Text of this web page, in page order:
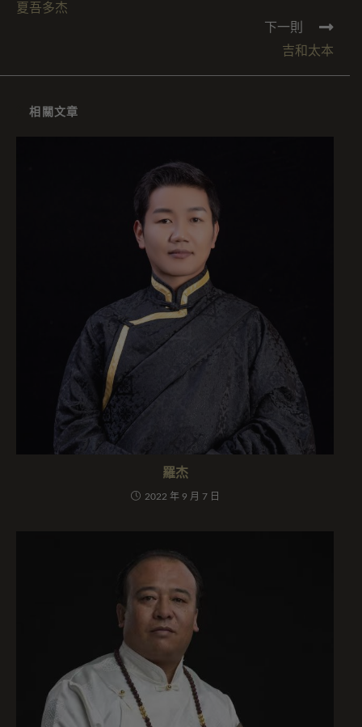
夏吾多杰
下一則
吉和太本
相關文章
羅杰
2022 年 9 月 7 日